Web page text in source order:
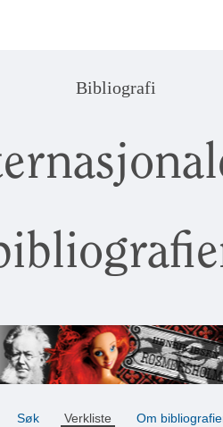
Bibliografi
Søk Verkliste Om